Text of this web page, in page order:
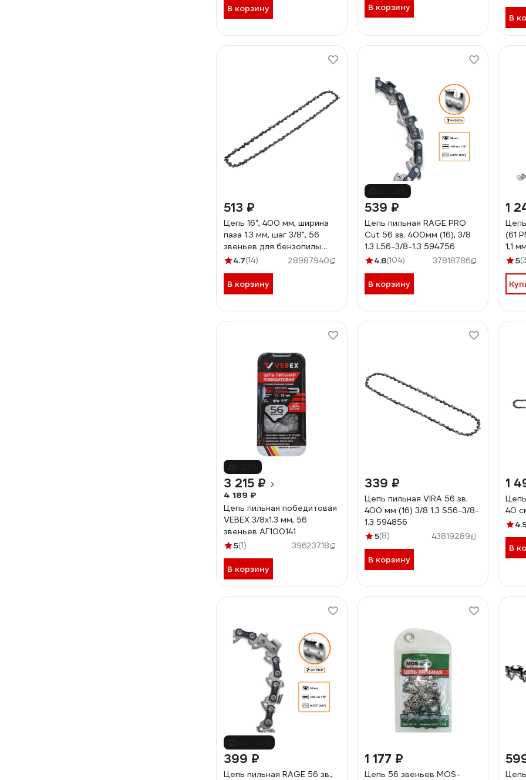
В корзину В корзину
В
513 ₽
Цепь 16", 400 мм, ширина
паза 1.3 мм, шаг 3/8", 56
звеньев для бензопилы
ЛОМ 5208281
4.7(14) 28987940
В корзину
539 ₽
Цепь пильная RAGE PRO
Cut 56 зв. 400мм (16), 3/8
1.3 L56-3/8-1.3 594756
4.8(104) 37818786
В корзину
1
(61
1,1
5
3 215 ₽
4 189 ₽
Цепь пильная победитовая
VEBEX 3/8x1.3 мм, 56
звеньев АГ100141
5(1) 39623718
В корзину
339 ₽
Цепь пильная VIRA 56 зв.
400 мм (16) 3/8 1.3 S56-3/8-
1.3 594856
5(8) 43819289
В корзину
1
40
В
399 ₽
Цепь пильная RAGE 56 зв.,
1 177 ₽
Цепь 56 звеньев МОS-